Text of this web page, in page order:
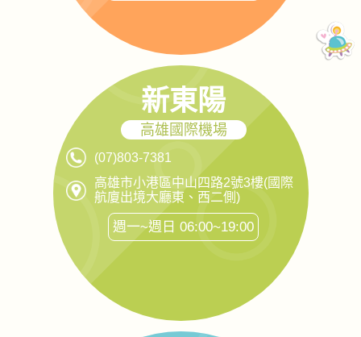
新東陽
高雄國際機場
(07)803-7381
高雄市小港區中山四路2號3樓(國際
航廈出境大廳東、西二側)
週一~週日 06:00~19:00